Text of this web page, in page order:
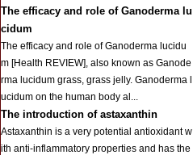
The efficacy and role of Ganoderma lu
cidum
The efficacy and role of Ganoderma lucidu
m [Health REVIEW], also known as Ganode
rma lucidum grass, grass jelly. Ganoderma l
ucidum on the human body al...
The introduction of astaxanthin
Astaxanthin is a very potential antioxidant w
ith anti-inflammatory properties and has the